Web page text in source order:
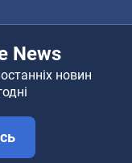
News
новин